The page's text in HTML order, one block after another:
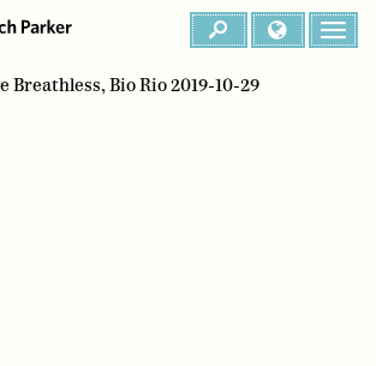
Breathless, Bio Rio 2019-10-29